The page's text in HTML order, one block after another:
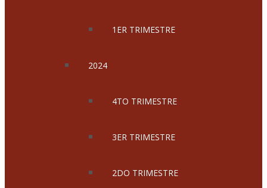
1ER TRIMESTRE
2024
4TO TRIMESTRE
3ER TRIMESTRE
2DO TRIMESTRE